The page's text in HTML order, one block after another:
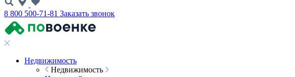
8 800 500-71-81 Заказать звонок
Недвижимость
Недвижимость